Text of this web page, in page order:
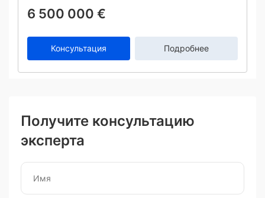
6 500 000 €
Консультация Подробнее
Получите консультацию
эксперта